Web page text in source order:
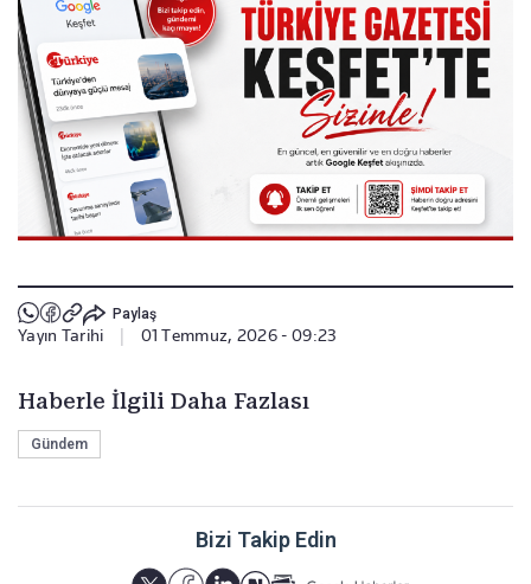
Paylaş
Yayın Tarihi 01 Temmuz, 2026 - 09:23
Haberle İlgili Daha Fazlası
Gündem
Bizi Takip Edin